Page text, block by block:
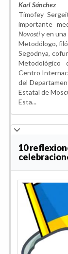
Karl Sánchez
Timofey
importante
Novostiy en
Metodólogo,
Segodnya,
Metodológico
Centro
del
Estatal de
Esta...
10